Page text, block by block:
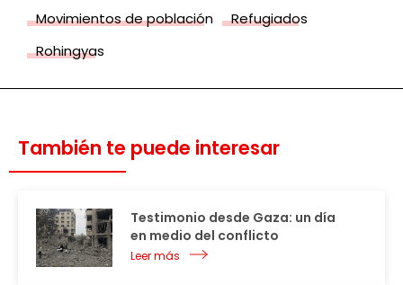
Movimientos de población
Refugiados
Rohingyas
También te puede interesar
Testimonio desde Gaza: un día
en medio del conflicto
Leer más